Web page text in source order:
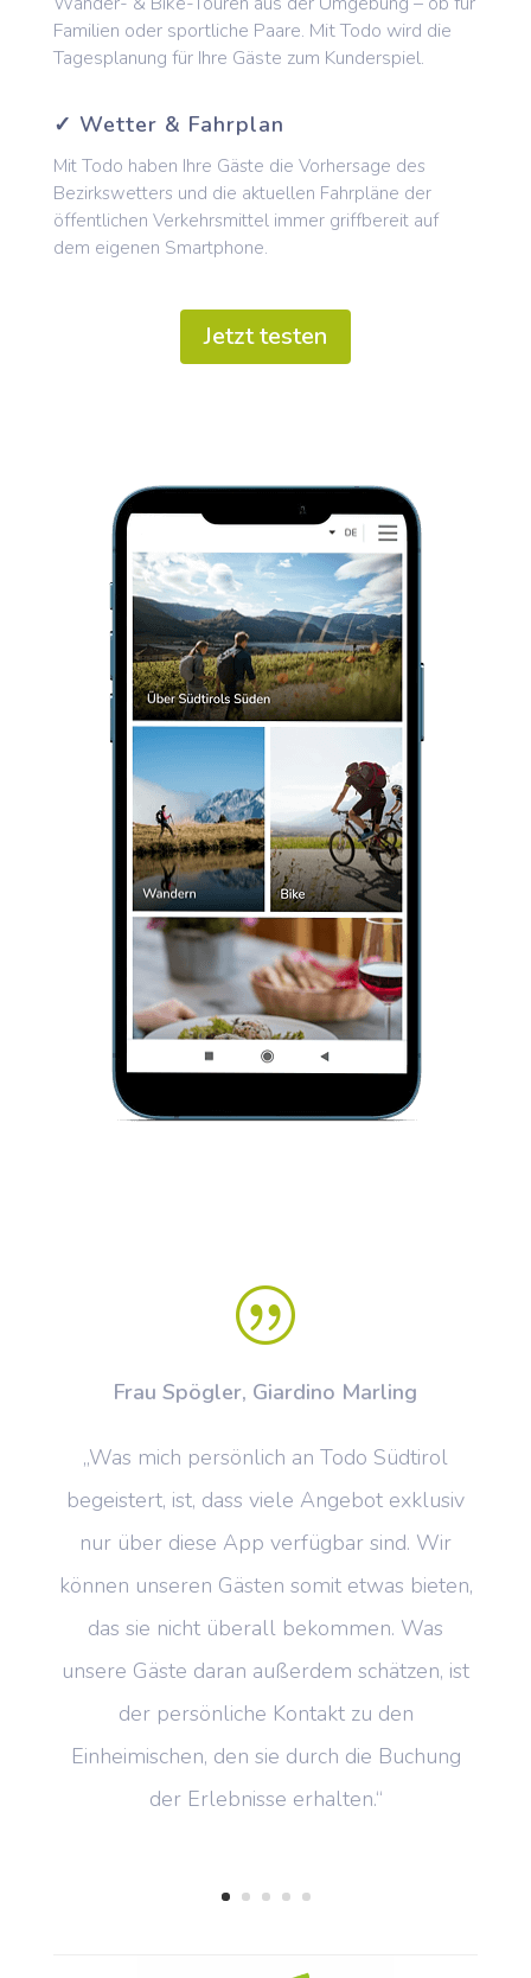
Familien oder sportliche Paare. Mit Todo wird die
Tagesplanung für Ihre Gäste zum Kunderspiel.
✓ Wetter & Fahrplan
Mit Todo haben Ihre Gäste die Vorhersage des
Bezirkswetters und die aktuellen Fahrpläne der
öffentlichen Verkehrsmittel immer griffbereit auf
dem eigenen Smartphone.
Jetzt testen
|
Frau Spögler, Giardino Marling
„Was mich persönlich an Todo Südtirol
begeistert, ist, dass viele Angebot exklusiv
nur über diese App verfügbar sind. Wir
können unseren Gästen somit etwas bieten,
das sie nicht überall bekommen. Was
unsere Gäste daran außerdem schätzen, ist
der persönliche Kontakt zu den
Einheimischen, den sie durch die Buchung
der Erlebnisse erhalten.“